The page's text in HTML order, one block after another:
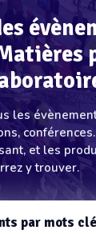
les
et les
y trouver.
par mots